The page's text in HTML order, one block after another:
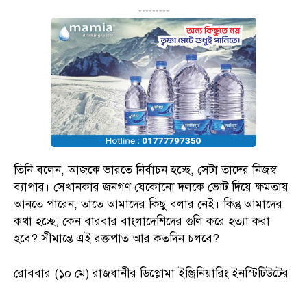
---------
তিনি বলেন, আজকে ভারতে নির্বাচন হচ্ছে, সেটা তাদের নিজস্ব
ব্যাপার। সেখানকার জনগণ যেকোনো দলকে ভোট দিয়ে ক্ষমতায়
আনতে পারেন, তাতে আমাদের কিছু বলার নেই। কিন্তু আমাদের
কথা হচ্ছে, কেন বারবার বাংলাদেশিদের গুলি করে হত্যা করা
হবে? সীমান্তে এই রক্তপাত আর কতদিন চলবে?
রোববার (১০ মে) রাজধানীর ডিপ্লোমা ইঞ্জিনিয়ারিং ইনস্টিটিউটের